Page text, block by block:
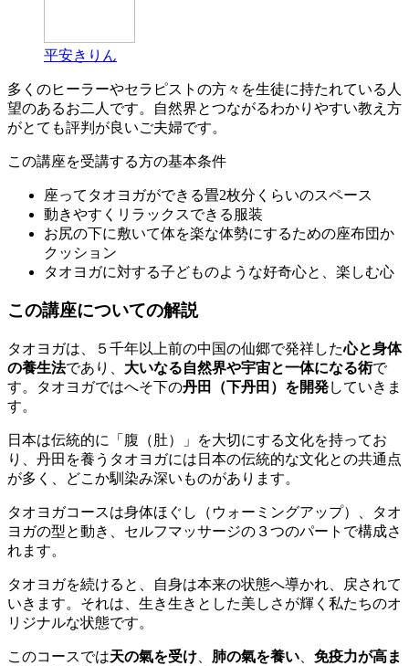
平安きりん
多くのヒーラーやセラピストの方々を生徒に持たれている人
望のあるお二人です。自然界とつながるわかりやすい教え方
がとても評判が良いご夫婦です。
この講座を受講する方の基本条件
座ってタオヨガができる畳2枚分くらいのスペース
動きやすくリラックスできる服装
お尻の下に敷いて体を楽な体勢にするための座布団か
クッション
タオヨガに対する子どものような好奇心と、楽しむ心
この講座についての解説
タオヨガは、５千年以上前の中国の仙郷で発祥した心と身体
の養生法であり、 大いなる自然界や宇宙と一体になる術で
す。タオヨガではへそ下の丹田（下丹田）を開発していきま
す。
日本は伝統的に「腹（肚）」を大切にする文化を持ってお
り、丹田を養うタオヨガには日本の伝統的な文化との共通点
が多く、どこか馴染み深いものがあります。
タオヨガコースは身体ほぐし（ウォーミングアップ）、タオ
ヨガの型と動き、セルフマッサージの３つのパートで構成さ
れます。
タオヨガを続けると、自身は本来の状態へ導かれ、戻されて
いきます。それは、生き生きとした美しさが輝く私たちのオ
リジナルな状態です。
このコースでは天の氣を受け 肺の氣を養い
免疫力が高ま